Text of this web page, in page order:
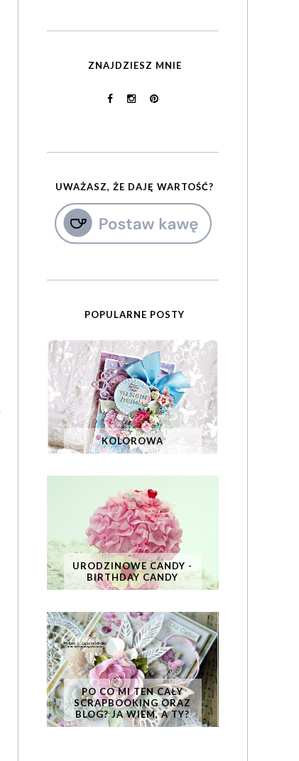
ZNAJDZIESZ MNIE
UWAŻASZ, ŻE DAJĘ WARTOŚĆ?
POPULARNE POSTY
KOLOROWA
URODZINOWE CANDY -
BIRTHDAY CANDY
PO CO MI TEN CAŁY
SCRAPBOOKING ORAZ
BLOG? JA WIEM, A TY?